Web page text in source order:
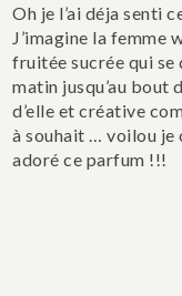
Oh je l’ai déja senti
J’imagine la femme
fruitée sucrée qui
matin jusqu’au bout
d’elle et créative
à souhait … voilou je
adoré ce parfum !!!